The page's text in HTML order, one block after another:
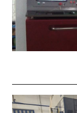
Max. Blechdicke
Laserleistung
Fiber
Kontrollsystem
Baujahr: